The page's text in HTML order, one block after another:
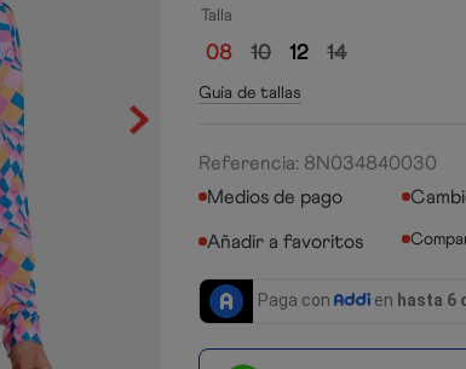
Talla
08 10 12 14
Guía de tallas
Referencia: 8N034840030
Medios de pago